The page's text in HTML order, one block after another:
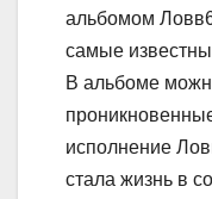
альбомом
самые
В альбоме
исполнение
стала жизнь в